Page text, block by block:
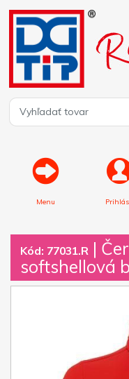
Menu
Kód: 77031.R |
softshellová